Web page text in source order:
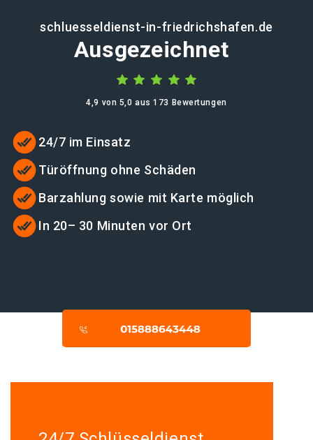
schluesseldienst-in-friedrichshafen.de
Ausgezeichnet
4,9 von 5,0 aus 173 Bewertungen
24/7 im Einsatz
Türöffnung ohne Schäden
Barzahlung sowie mit Karte möglich
In 20– 30 Minuten vor Ort